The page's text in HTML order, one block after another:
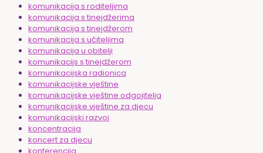
komunikacija s roditeljima
komunikacija s tinejdžerima
komunikacija s tinejdžerom
komunikacija s učiteljima
komunikacija u obitelji
komunikacijs s tinejdžerom
komunikacijska radionica
komunikacijske vještine
komunikacijske vještine odgojitelja
komunikacijske vještine za djecu
komunikacijski razvoj
koncentracija
koncert za djecu